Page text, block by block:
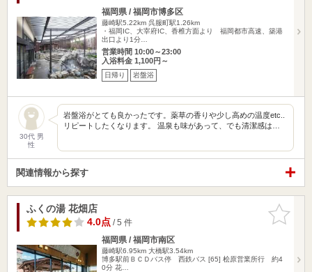
福岡県 / 福岡市博多区
藤崎駅5.22km 呉服町駅1.26km
・福岡IC、大宰府IC、香椎方面より 福岡都市高速、築港
出口より1分…
営業時間 10:00～23:00
入浴料金 1,100円～
日帰り 岩盤浴
30代 男
性
岩盤浴がとても良かったです。薬草の香りや少し高めの温度etc..
リピートしたくなります。 温泉も味があって、でも清潔感は…
関連情報から探す
お気に入
りに追加
ふくの湯 花畑店
4.0点/ 5 件
福岡県 / 福岡市南区
藤崎駅6.95km 大橋駅3.54km
博多駅前ＢＣＤバス停 西鉄バス [65] 桧原営業所行 約4
0分 花…